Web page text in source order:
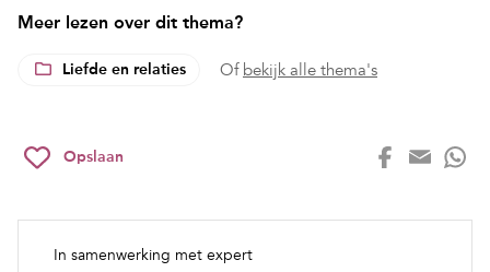
Meer lezen over dit thema?
Liefde en relaties Of bekijk alle thema's
Opslaan
In samenwerking met expert